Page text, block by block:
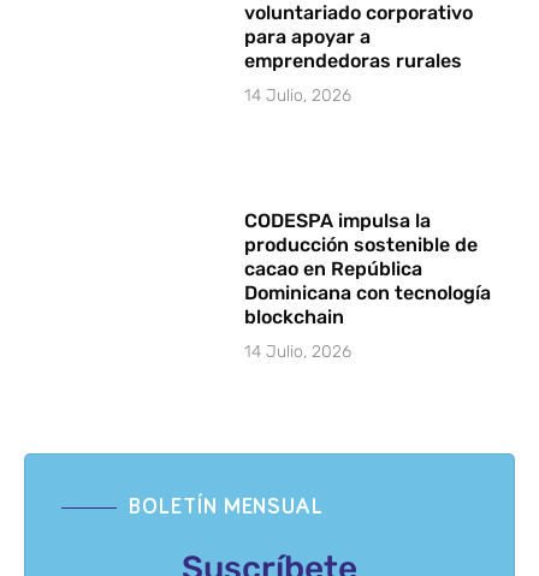
voluntariado corporativo
para apoyar a
emprendedoras rurales
14 Julio, 2026
CODESPA impulsa la
producción sostenible de
cacao en República
Dominicana con tecnología
blockchain
14 Julio, 2026
BOLETÍN MENSUAL